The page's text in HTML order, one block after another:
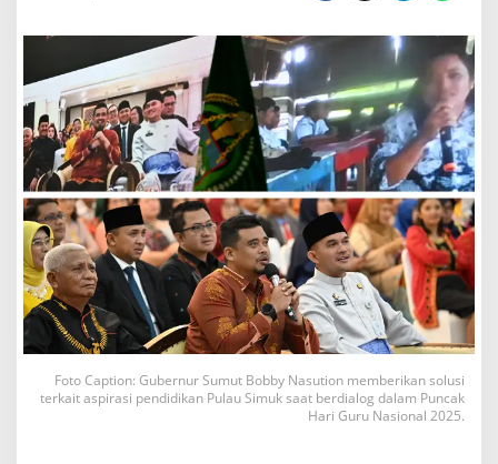
y
T
a
m
b
a
h
T
u
n
j
a
n
g
n
G
u
r
Foto Caption: Gubernur Sumut Bobby Nasution memberikan solusi
terkait aspirasi pendidikan Pulau Simuk saat berdialog dalam Puncak
Hari Guru Nasional 2025.